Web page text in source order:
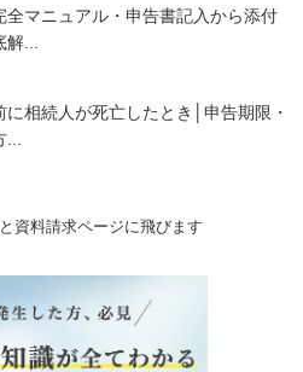
全マニュアル・申告書記入から添付
...
に相続人が死亡したとき│申告期限・
資料請求ページに飛びます